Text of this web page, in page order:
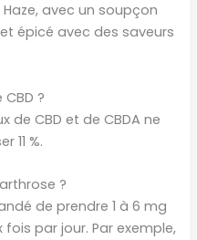
avec un soupçon
épicé avec des saveurs
?
de CBD et de CBDA ne
11 %.
?
de prendre 1 à 6 mg
fois par jour. Par exemple,